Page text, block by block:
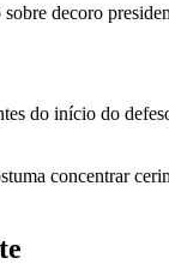
decoro
do início do
concentrar